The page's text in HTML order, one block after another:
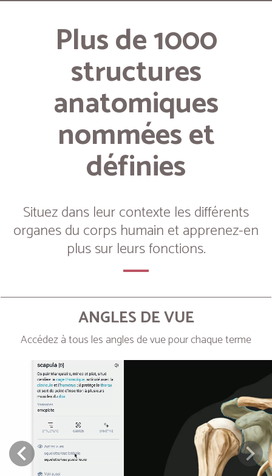
Plus de 1000
structures
anatomiques
nommées et
définies
Situez dans leur contexte les différents
organes du corps humain et apprenez-en
plus sur leurs fonctions.
ANGLES DE VUE
Accédez à tous les angles de vue pour chaque terme